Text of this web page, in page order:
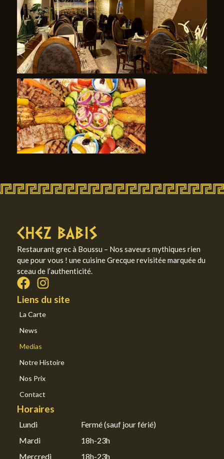
Restaurant grec à Boussu – Nos saveurs mythiques rien
que pour vous ! une cuisine Grecque revisitée marquée du
sceau de l’authenticité.
Liens du site
La Carte
News
Medias
Notre Histoire
Nos Prix
Contact
Horaires
Lundi
Fermé (sauf jour férié)
Mardi
18h-23h
Mercredi
18h-23h